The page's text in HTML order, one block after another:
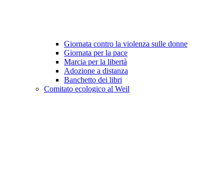
Giornata contro la violenza sulle donne
Giornata per la pace
Marcia per la libertà
Adozione a distanza
Banchetto dei libri
Comitato ecologico al Weil